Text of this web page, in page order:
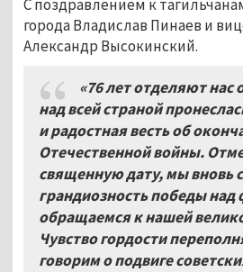
С поздравлением к
города Владислав Пинаев и
Александр Высокинский.
«76 лет отделяют нас
над всей страной
и радостная весть об
Отечественной войны.
священную дату, мы вновь
грандиозность победы
обращаемся к нашей
Чувство гордости
говорим о подвиге